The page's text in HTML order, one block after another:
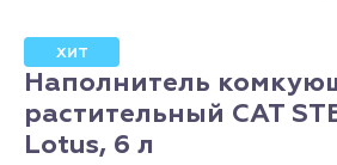
ХИТ
Наполнитель
растительный CAT
Lotus, 6 л